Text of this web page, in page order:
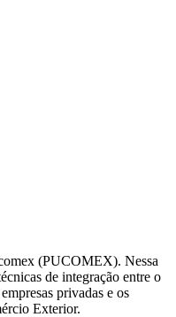
(PUCOMEX). Nessa
de integração entre o
privadas e os
Exterior.